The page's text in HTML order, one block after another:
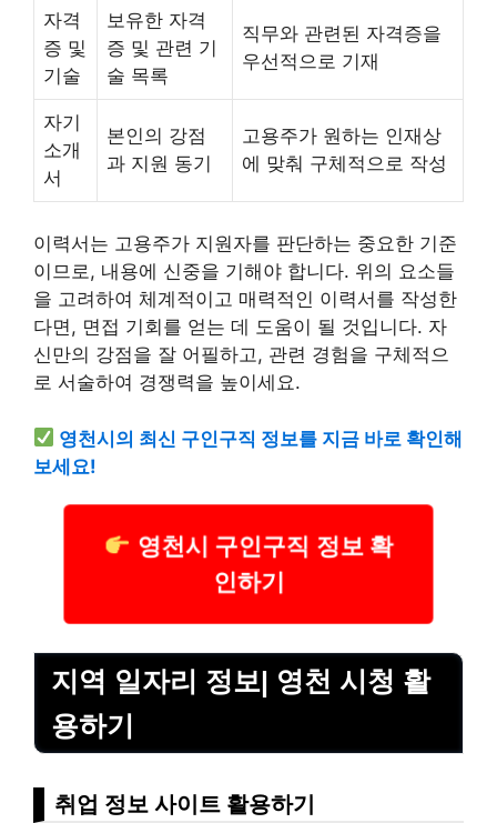
자격
증 및
기술
보유한 자격
증 및 관련 기
술 목록
직무와 관련된 자격증을
우선적으로 기재
자기
소개
서
본인의 강점
과 지원 동기
고용주가 원하는 인재상
에 맞춰 구체적으로 작성
이력서는 고용주가 지원자를 판단하는 중요한 기준
이므로, 내용에 신중을 기해야 합니다. 위의 요소들
을 고려하여 체계적이고 매력적인 이력서를 작성한
다면, 면접 기회를 얻는 데 도움이 될 것입니다. 자
신만의 강점을 잘 어필하고, 관련 경험을 구체적으
로 서술하여 경쟁력을 높이세요.
영천시의 최신 구인구직 정보를 지금 바로 확인해
보세요!
영천시 구인구직 정보 확
인하기
지역 일자리 정보| 영천 시청 활
용하기
취업 정보 사이트 활용하기